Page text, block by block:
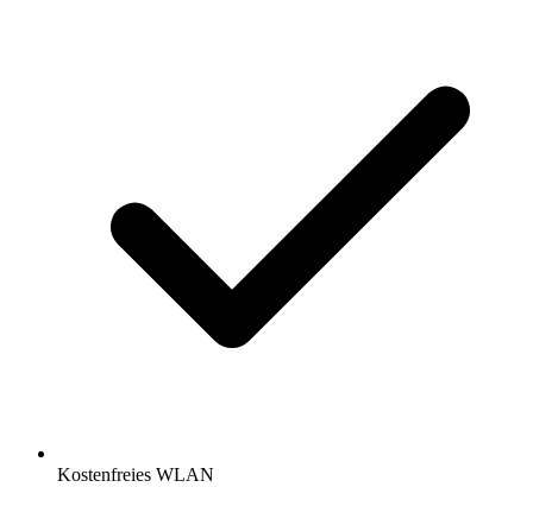
Kostenfreies WLAN